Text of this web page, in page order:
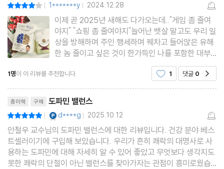
강을 위한 프로바이오틱스가 포함된 음식 ?어떤 음식을 피해야 할
까?
10장 수면 | 잠이 보약이라는 진리
도파민 수용체의 회복을 돕는다 ?기억력과 생산성을 높인다 ?감정
을 조절하고 건강하게 처리한다 ?면역력을 충전하는 시간이 된다 ?
수면의 질을 높이는 방법
11장 스트레스 관리 | 선택 아닌 필수 조건
자연이 주는 평온함 만끽하기 ?삶을 풍요롭게 하는 취미 생활 ?오감
을 활용한 마음 챙김 ?혼자가 아닌 함께하는 시간의 가치
| 1*******y | 2024.12.28
이제 곧 2025년 새해도 다가오는데.."게임 좀 줄여
야지" "쇼핑 좀 줄여야지"늘어난 뱃살 말고도 우리 일
상을 방해하며 주인 행세하며 꿰차고 들어앉은 유해
한 놈 줄이고 싶은 것이 한가득인 나를 포함한 대부
분의 여러분??남녀노소 할 것 없이 모두에게 유용한
도파민 밸런스 처방전을 드립니다요!!안따깝지만우
리의 일상을 망치는 중독 문제는 하나가 아닐수도 있
다?저자처럼 커피를 물
1명이 이 리뷰를 추천합니다. 1 댓글 0
종이책 구매 도파민 밸런스
| d****g | 2025.10.12
안철우 교수님의 도파민 밸런스에 대한 리뷰입니다. 건강 분야 베스
트셀러이기에 구입해 보았습니다. 우리가 흔히 쾌락의 대명사로 사
용하는 도파민에 대해 자세히 알 수 있어 좋았고 무엇보다 생각지도
못한 쾌락의 단절이 아닌 밸런스를 찾아가자는 관점이 흥미로웠습